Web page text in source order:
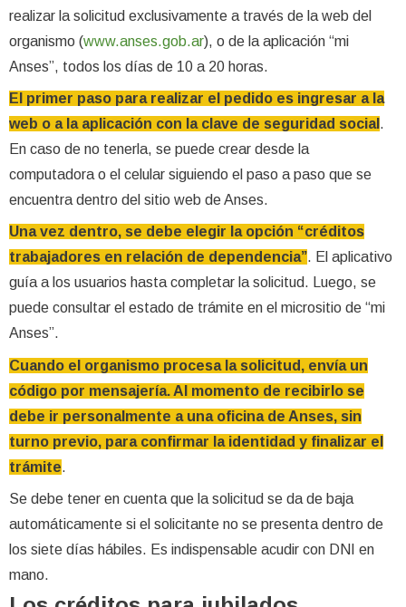
realizar la solicitud exclusivamente a través de la web del
organismo (www.anses.gob.ar), o de la aplicación “mi
Anses”, todos los días de 10 a 20 horas.
El primer paso para realizar el pedido es ingresar a la
web o a la aplicación con la clave de seguridad social .
En caso de no tenerla, se puede crear desde la
computadora o el celular siguiendo el paso a paso que se
encuentra dentro del sitio web de Anses.
Una vez dentro, se debe elegir la opción “créditos
trabajadores en relación de dependencia”. El aplicativo
guía a los usuarios hasta completar la solicitud. Luego, se
puede consultar el estado de trámite en el micrositio de “mi
Anses”.
Cuando el organismo procesa la solicitud, envía un
código por mensajería. Al momento de recibirlo se
debe ir personalmente a una oficina de Anses, sin
turno previo, para confirmar la identidad y finalizar el
trámite.
Se debe tener en cuenta que la solicitud se da de baja
automáticamente si el solicitante no se presenta dentro de
los siete días hábiles. Es indispensable acudir con DNI en
mano.